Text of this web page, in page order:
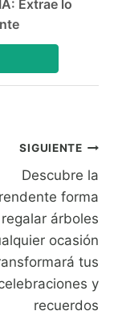
Extrae lo
SIGUIENTE
Descubre la
forma
árboles
ocasión
tus
y
recuerdos